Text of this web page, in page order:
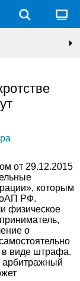
от 29.12.2015
которым
РФ.
физическое
о
в виде штрафа.
арбитражный